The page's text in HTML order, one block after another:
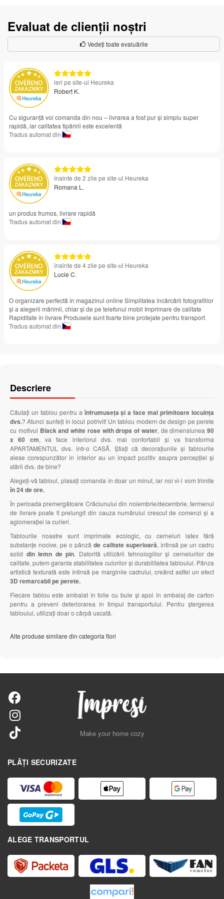
Evaluat de clienții noștri
Vedeți toate evaluările
ieri pe site-ul Heureka
Robert K.
Cu siguranță voi comanda din nou – livrarea a fost pur și simplu super
rapidă, iar calitatea tipăririi este excelentă
Tradus automat din
înainte de 2 zile pe site-ul Heureka
Romana L.
un produs frumos, livrare rapidă
Tradus automat din
înainte de 4 zile pe site-ul Heureka
Lucie C.
O organizare perfectă în magazinul online Simplitatea încărcării fotografiilor
și a alegerii mărimii, chiar și de pe telefonul mobil Imprimare de calitate
Rapiditate în livrare Produsele sunt foarte bine protejate pentru transport
Tradus automat din
Descriere
Căutați un tablou pentru a înfrumuseța și a face mai primitoare locuința
dvs.? Atunci sunteți în locul potrivit! Un tablou modern de design pe perete
cu motivul Black and white rose with drops of water, de dimensiunea 90
x 60 cm, va face interiorul dvs. mai confortabil și va transforma
APARTAMENTUL dvs. într-o CASĂ. Știați că decorațiunile și tablourile
alese corespunzător în interior au un impact pozitiv asupra percepției și
stării dvs. de bine?
Alegeți-vă tabloul, plasați comanda în doar un minut, iar noi vi-l vom trimite
în 24 de ore.
În perioada premergătoare Crăciunului din noiembrie/decembrie, termenul
de livrare poate fi prelungit din cauza numărului crescut de comenzi și a
aglomerației la curieri.
Tablourile noastre sunt imprimate ecologic, cu cerneluri latex fără
substanțe nocive, pe o pânzăde calitate superioară, întinsă pe un cadru
solid din lemn de pin. Datorită utilizării tehnologiilor și cernelurilor de
calitate, putem garanta stabilitatea culorilor și durabilitatea tabloului. Pânza
artistică texturată este întinsă pe marginile cadrului, creând astfel un efect
3D remarcabil pe perete.
Fiecare tablou este ambalat în folie cu bule și apoi în ambalaj de carton
pentru a preveni deteriorarea în timpul transportului. Pentru ștergerea
tabloului, utilizați doar o cârpă uscată.
Alte produse similare din categoria flori
Make your home cozy
PLĂȚI SECURIZATE
ALEGE TRANSPORTUL